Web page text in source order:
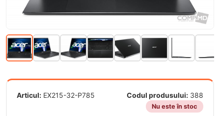
Articul: EX215-32-P785 Codul produsului: 388
Nu este în stoc